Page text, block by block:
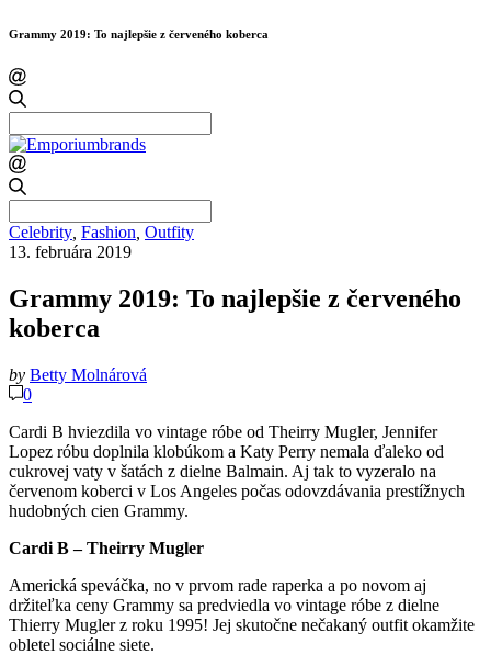
Grammy 2019: To najlepšie z červeného koberca
for:
for:
Celebrity Fashion Outfity
13. februára 2019
Grammy 2019: To najlepšie z červeného
koberca
by Betty Molnárová
0
Cardi B hviezdila vo vintage róbe od Theirry Mugler, Jennifer
Lopez róbu doplnila klobúkom a Katy Perry nemala ďaleko od
cukrovej vaty v šatách z dielne Balmain. Aj tak to vyzeralo na
červenom koberci v Los Angeles počas odovzdávania prestížnych
hudobných cien Grammy.
Cardi B – Theirry Mugler
Americká speváčka, no v prvom rade raperka a po novom aj
držiteľka ceny Grammy sa predviedla vo vintage róbe z dielne
Thierry Mugler z roku 1995! Jej skutočne nečakaný outfit okamžite
obletel sociálne siete.